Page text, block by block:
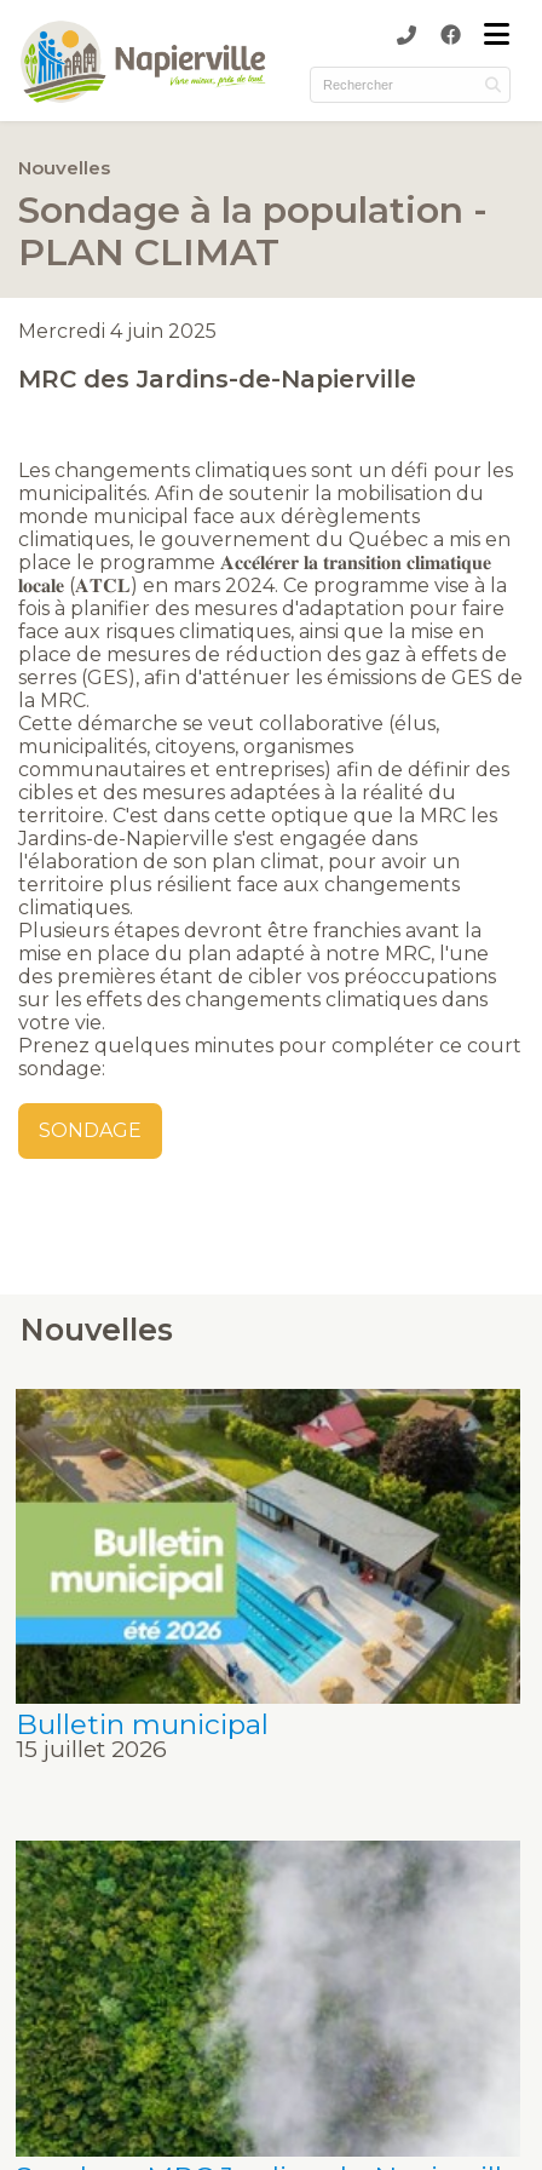
(Municipalité )
(Services )
(Environnement )
Nouvelles
Sondage à la population -
PLAN CLIMAT
Mercredi 4 juin 2025
MRC des Jardins-de-Napierville
Les changements climatiques sont un défi pour les
municipalités. Afin de soutenir la mobilisation du
monde municipal face aux dérèglements
climatiques, le gouvernement du Québec a mis en
place le programme 𝐀𝐜𝐜𝐞́𝐥𝐞́𝐫𝐞𝐫 𝐥𝐚 𝐭𝐫𝐚𝐧𝐬𝐢𝐭𝐢𝐨𝐧 𝐜𝐥𝐢𝐦𝐚𝐭𝐢𝐪𝐮𝐞
𝐥𝐨𝐜𝐚𝐥𝐞 (𝐀𝐓𝐂𝐋) en mars 2024. Ce programme vise à la
fois à planifier des mesures d'adaptation pour faire
face aux risques climatiques, ainsi que la mise en
place de mesures de réduction des gaz à effets de
serres (GES), afin d'atténuer les émissions de GES de
la MRC.
Cette démarche se veut collaborative (élus,
municipalités, citoyens, organismes
communautaires et entreprises) afin de définir des
cibles et des mesures adaptées à la réalité du
territoire. C'est dans cette optique que la MRC les
Jardins-de-Napierville s'est engagée dans
l'élaboration de son plan climat, pour avoir un
territoire plus résilient face aux changements
climatiques.
Plusieurs étapes devront être franchies avant la
mise en place du plan adapté à notre MRC, l'une
des premières étant de cibler vos préoccupations
sur les effets des changements climatiques dans
votre vie.
Prenez quelques minutes pour compléter ce court
sondage:
SONDAGE
Nouvelles
Bulletin municipal
15 juillet 2026